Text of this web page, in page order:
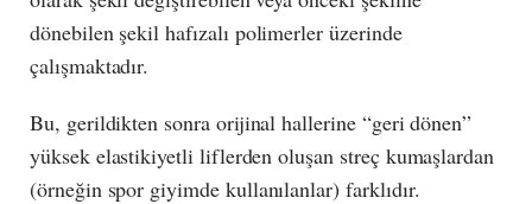
dönebilen şekil hafızalı polimerler üzerinde
çalışmaktadır.
Bu, gerildikten sonra orijinal hallerine “geri dönen”
yüksek elastikiyetli liflerden oluşan streç kumaşlardan
(örneğin spor giyimde kullanılanlar) farklıdır.